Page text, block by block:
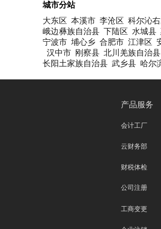
城市分站
大东区 本溪市 李沧区 科尔沁
峨边彝族自治县 下陆区 水城县
宁波市 埔心乡 合肥市 江津区
汉中市 刚察县 北川羌族自治县
长阳土家族自治县 武乡县 哈尔
产品服务
会计工厂
云财务部
财税体检
公司注册
工商变更